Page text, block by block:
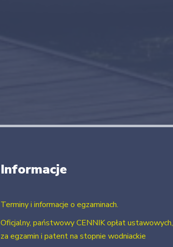
Informacje
Terminy i informacje o egzaminach.
Oficjalny, państwowy CENNIK opłat ustawowych,
za egzamin i patent na stopnie wodniackie